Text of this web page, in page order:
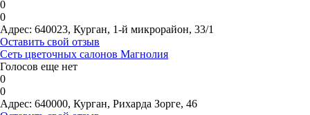
0
0
Адрес: 640023, Курган, 1-й микрорайон, 33/1
Оставить свой отзыв
Сеть цветочных салонов Магнолия
Голосов еще нет
0
0
Адрес: 640000, Курган, Рихарда Зорге, 46